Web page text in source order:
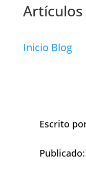
Artículos
Inicio Blog
Escrito